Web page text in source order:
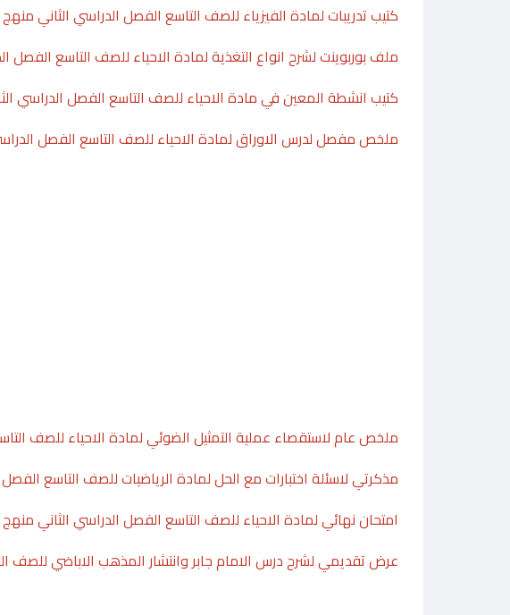
كتيب تدريبات لمادة الفيزياء للصف التاسع الفصل الدراسي الثاني
ملف بوربوينت لشرح انواع التغذية لمادة الاحياء للصف التاسع الفصل
كتيب انشطة المعين في مادة الاحياء للصف التاسع الفصل الدراسي
ملخص مفصل لدرس الاوراق لمادة الاحياء للصف التاسع الفصل
ملخص عام لاستقصاء عملية التمثيل الضوئي لمادة الاحياء للصف
مذكرتي لاسئلة اختبارات مع الحل لمادة الرياضيات للصف التاسع الفصل
امتحان نهائي لمادة الاحياء للصف التاسع الفصل الدراسي الثاني منهج
عرض تقديمي لشرح درس الامام جابر وانتشار المذهب الاباضي للصف